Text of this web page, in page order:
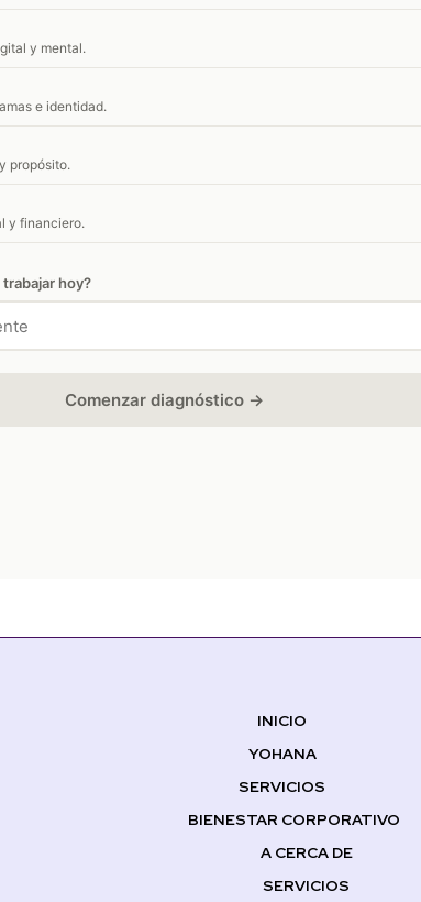
INICIO
YOHANA
SERVICIOS
BIENESTAR CORPORATIVO
A CERCA DE
SERVICIOS